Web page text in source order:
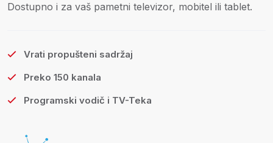
Dostupno i za vaš pametni televizor, mobitel ili tablet.
Vrati propušteni sadržaj
Preko 150 kanala
Programski vodič i TV-Teka